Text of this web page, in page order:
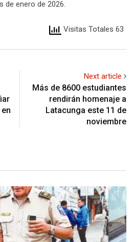
de enero de 2026.
Visitas Totales 63
Next article
Más de 8600 estudiantes
rendirán homenaje a
Latacunga este 11 de
noviembre